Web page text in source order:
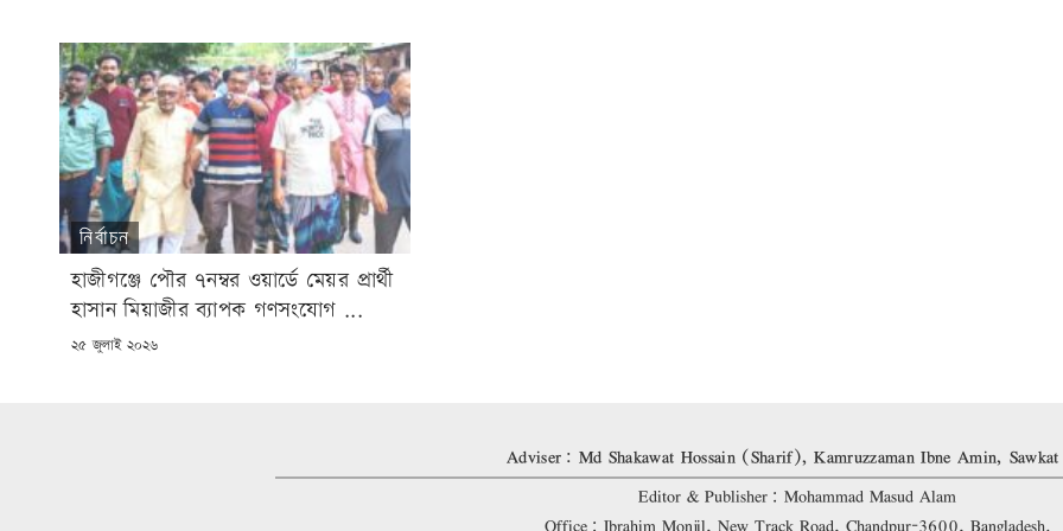
নির্বাচন
হাজীগঞ্জে পৌর ৭নম্বর ওয়ার্ডে মেয়র প্রার্থী
হাসান মিয়াজীর ব্যাপক গণসংযোগ ...
POSTED
২৫ জুলাই ২০২৬
Adviser: Md Shakawat Hossain (Sharif), Kamruzzaman Ibne Amin,
Editor & Publisher: Mohammad Masud Alam
Office: Ibrahim Monjil, New Track Road, Chandpur-3600, Bangladesh.